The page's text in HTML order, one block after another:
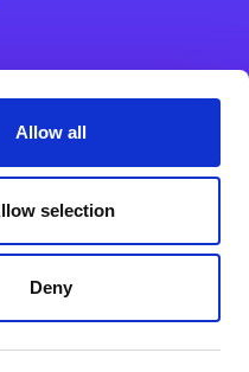
Allow all
selection
Deny